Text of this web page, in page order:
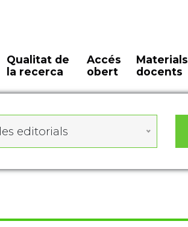
Qualitat de
la recerca
Accés
obert
Materials
docents
editorials